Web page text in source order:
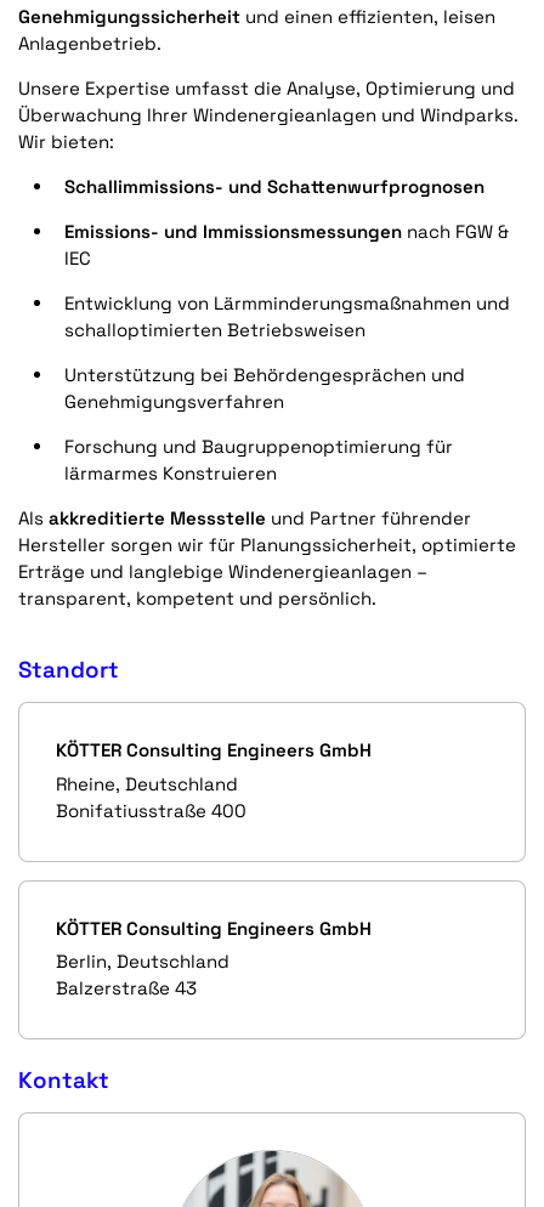
Genehmigungssicherheit und einen effizienten, leisen
Anlagenbetrieb.
Unsere Expertise umfasst die Analyse, Optimierung und
Überwachung Ihrer Windenergieanlagen und Windparks.
Wir bieten:
Schallimmissions- und Schattenwurfprognosen
Emissions- und Immissionsmessungennach FGW &
IEC
Entwicklung von Lärmminderungsmaßnahmen und
schalloptimierten Betriebsweisen
Unterstützung bei Behördengesprächen und
Genehmigungsverfahren
Forschung und Baugruppenoptimierung für
lärmarmes Konstruieren
Als akkreditierte Messstelle und Partner führender
Hersteller sorgen wir für Planungssicherheit, optimierte
Erträge und langlebige Windenergieanlagen –
transparent, kompetent und persönlich.
Standort
KÖTTER Consulting Engineers GmbH
Rheine, Deutschland
Bonifatiusstraße 400
KÖTTER Consulting Engineers GmbH
Berlin, Deutschland
Balzerstraße 43
Kontakt